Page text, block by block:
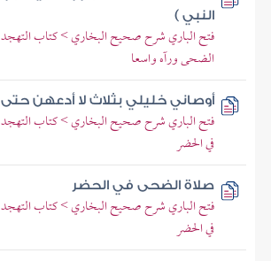
النبي )
فتح الباري شرح صحيح البخاري > كتاب
الضحى ورآه واسعا
أوصاني خليلي بثلاث لا أدعهن
فتح الباري شرح صحيح البخاري > كتاب
في الحضر
صلاة الضحى في الحضر
فتح الباري شرح صحيح البخاري > كتاب
في الحضر